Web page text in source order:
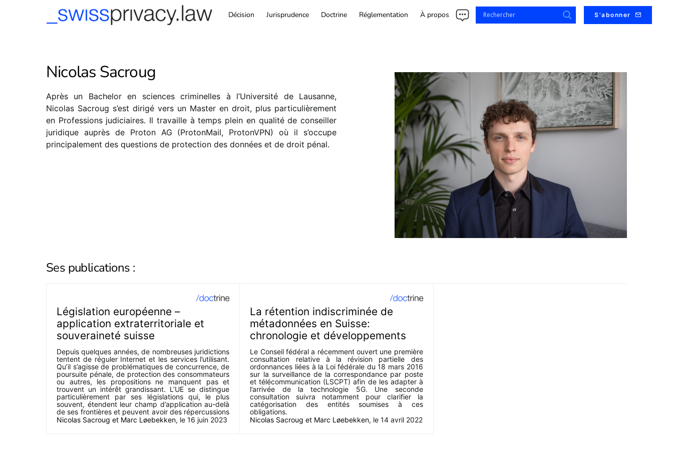
Décision Jurisprudence Doctrine Réglementation À propos S'abonner
Nicolas Sacroug
Après un Bachelor en sciences criminelles à l’Université de Lausanne,
Nicolas Sacroug s’est dirigé vers un Master en droit, plus particulièrement
en Professions judiciaires. Il travaille à temps plein en qualité de conseiller
juridique auprès de Proton AG (ProtonMail, ProtonVPN) où il s’occupe
principalement des questions de protection des données et de droit pénal.
Ses publications :
Législation européenne –
application extraterritoriale et
souveraineté suisse
Depuis quelques années, de nombreuses juridictions
tentent de réguler Internet et les services l’utilisant.
Qu’il s’agisse de problématiques de concurrence, de
poursuite pénale, de protection des consommateurs
ou autres, les propositions ne manquent pas et
trouvent un intérêt grandissant. L’UE se distingue
particulièrement par ses législations qui, le plus
souvent, étendent leur champ d’application au-delà
de ses frontières et peuvent avoir des répercussions
en Suisse.
Nicolas Sacroug et Marc Løebekken, le 16 juin 2023
La rétention indiscriminée de
métadonnées en Suisse:
chronologie et développements
Le Conseil fédéral a récemment ouvert une première
consultation relative à la révision partielle des
ordonnances liées à la Loi fédérale du 18 mars 2016
sur la surveillance de la correspondance par poste
et télécommunication (LSCPT) afin de les adapter à
l’arrivée de la technologie 5G. Une seconde
consultation suivra notamment pour clarifier la
catégorisation des entités soumises à ces
obligations.
Nicolas Sacroug et Marc Løebekken, le14 avril 2022